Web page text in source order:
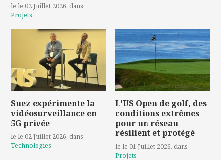
le le 02 Juillet 2026, dans
Projets
Suez expérimente la
vidéosurveillance en
5G privée
le le 02 Juillet 2026, dans
Technologies
L'US Open de golf, des
conditions extrêmes
pour un réseau
résilient et protégé
le le 01 Juillet 2026, dans
Projets